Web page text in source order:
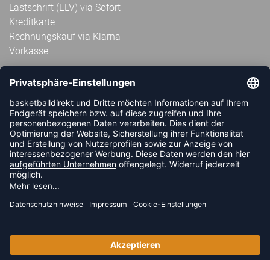
Lastschrift (ELV) via Sofort
Kreditkarte
Rechnungskauf via Klarna
Vorkasse
ABONNIERE JETZT DEN KOSTENLOSEN
HANDBALLDIREKT-NEWSLETTER UND VERPASSE KEINE
NEUIGKEIT ODER AKTION MEHR.
JETZT ANMELDEN